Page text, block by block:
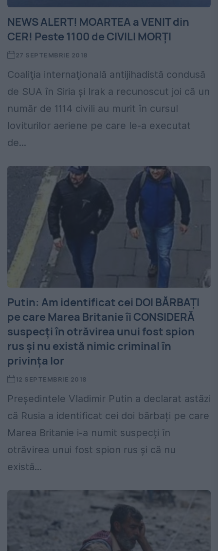
NEWS ALERT! MOARTEA a VENIT din
CER! Peste 1100 de CIVILI MORȚI
27 SEPTEMBRIE 2018
Coaliţia internaţională antijihadistă condusă
de SUA în Siria şi Irak a recunoscut joi că un
număr de 1114 civili au murit în cursul
loviturilor aeriene pe care le-a executat
de...
Putin: Am identificat cei DOI BĂRBAŢI
pe care Marea Britanie îi CONSIDERĂ
suspecți în otrăvirea unui fost spion
rus și nu există nimic criminal în
privința lor
12 SEPTEMBRIE 2018
Președintele Vladimir Putin a declarat astăzi
că Rusia a identificat cei doi bărbați pe care
Marea Britanie i-a numit suspecți în
otrăvirea unui fost spion rus și că nu
există...